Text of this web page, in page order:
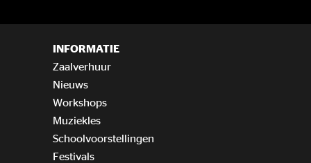
INFORMATIE
Zaalverhuur
Nieuws
Workshops
Muziekles
Schoolvoorstellingen
Festivals